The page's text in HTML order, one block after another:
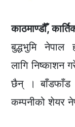
काठमाण्डौँ,
बुद्धभुमि नेपाल
लागि
छैन् । बाँडफाँड
कम्पनीको शेयर